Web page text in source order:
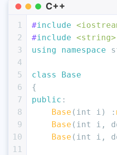
C++
1
2
3
4
5
6
7
8
9
10
11
#include
#include <string>
using
namespace
class
Base
{
public :
Base ( int i) :
Base ( int i,
Base ( int i,